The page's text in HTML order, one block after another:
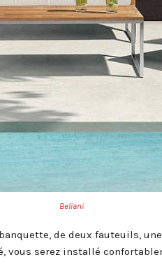
Beliani
de deux fauteuils,
vous serez installé